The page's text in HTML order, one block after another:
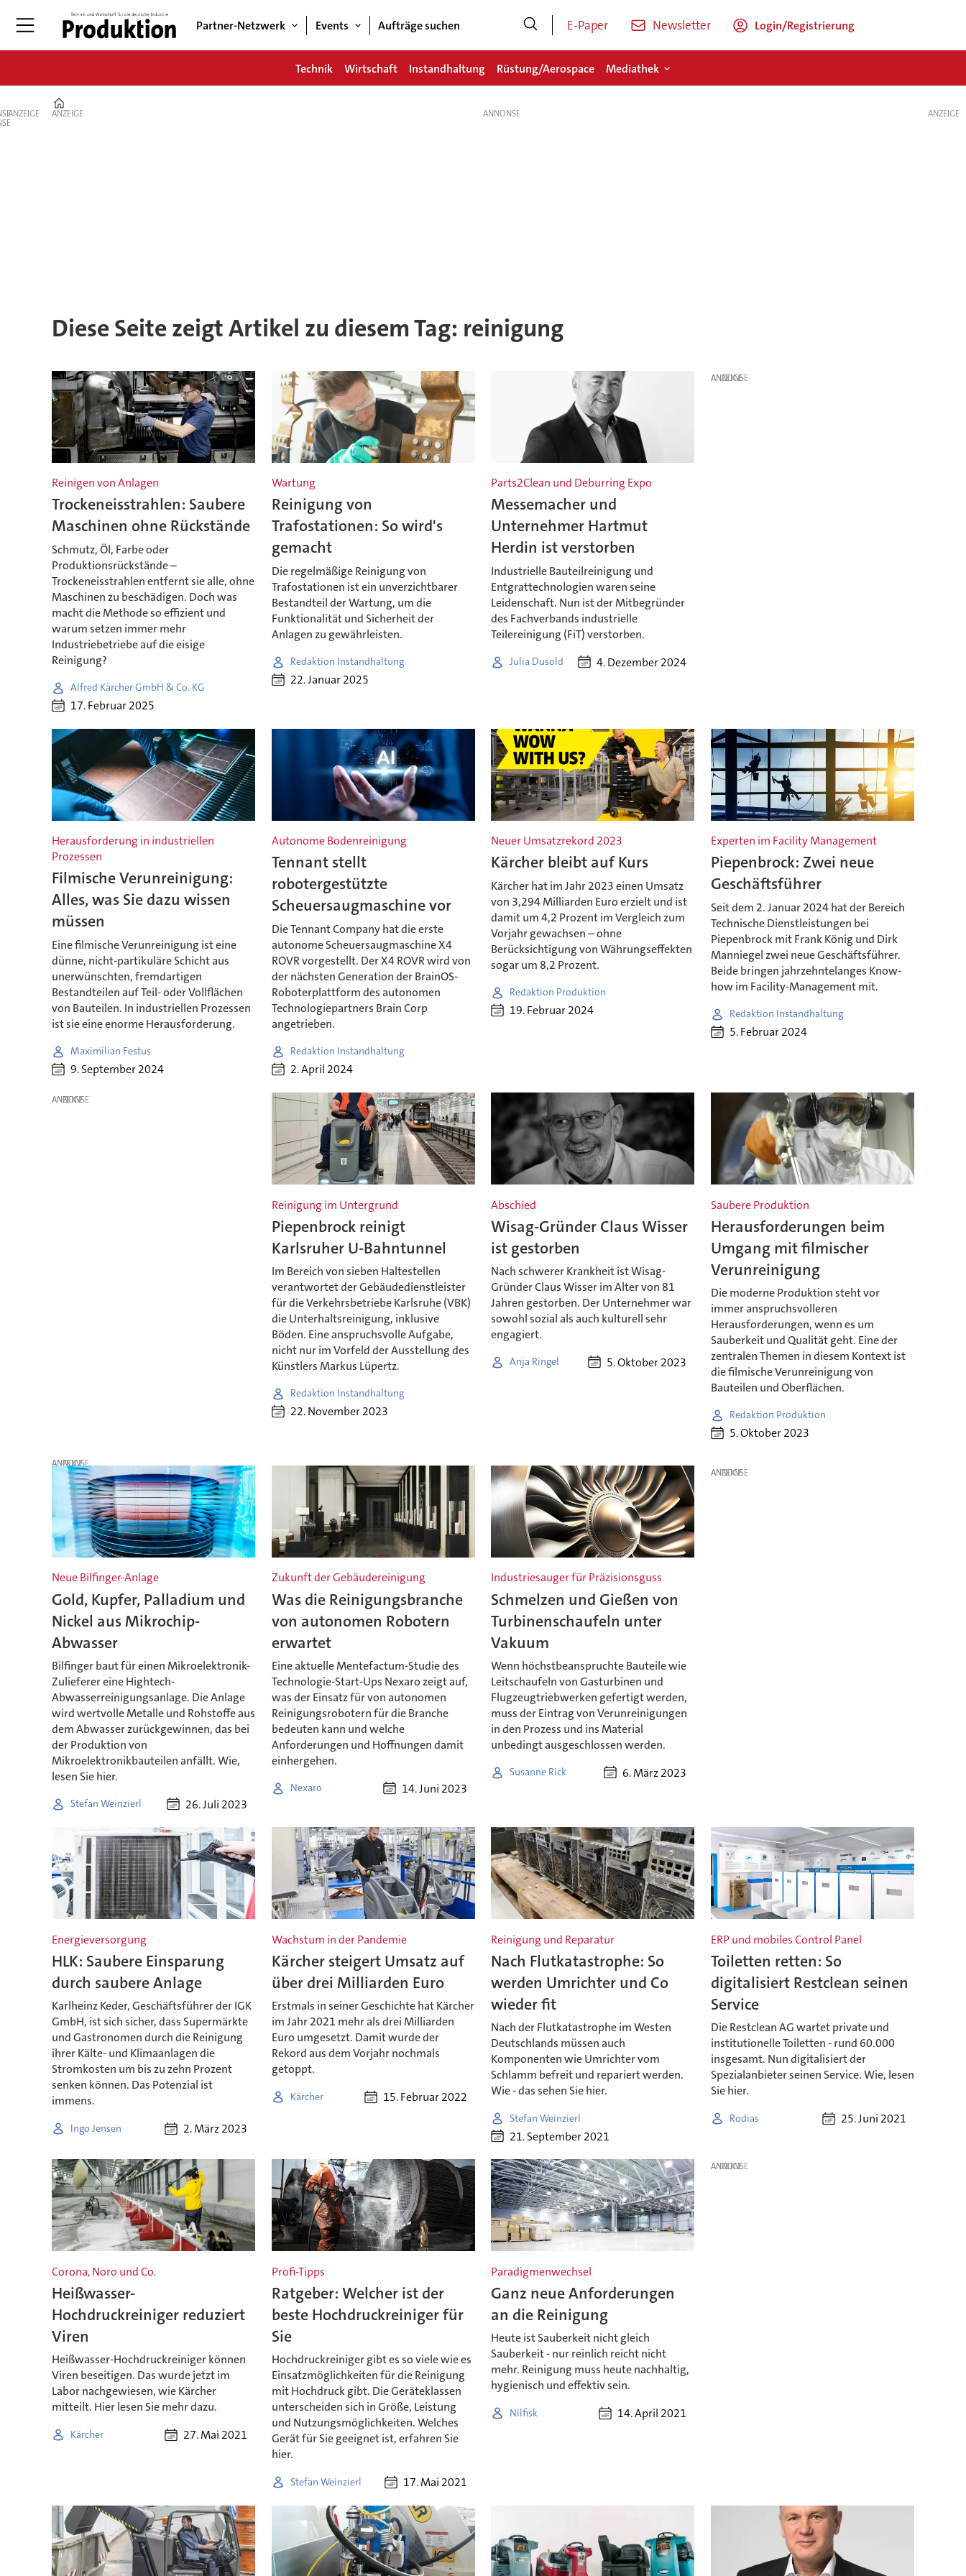
Partner-Netzwerk Events Aufträge suchen E-Paper Newsletter Login/Registrierung
Technik Wirtschaft Instandhaltung Rüstung/Aerospace Mediathek
ANZEIGE ANZEIGE
Diese Seite zeigt Artikel zu diesem Tag: reinigung
Reinigen von Anlagen
Trockeneisstrahlen: Saubere
Maschinen ohne Rückstände
Schmutz, Öl, Farbe oder
Produktionsrückstände –
Trockeneisstrahlen entfernt sie alle, ohne
Maschinen zu beschädigen. Doch was
macht die Methode so effizient und
warum setzen immer mehr
Industriebetriebe auf die eisige
Reinigung?
Alfred Kärcher GmbH & Co. KG
17. Februar 2025
Wartung
Reinigung von
Trafostationen: So wird's
gemacht
Die regelmäßige Reinigung von
Trafostationen ist ein unverzichtbarer
Bestandteil der Wartung, um die
Funktionalität und Sicherheit der
Anlagen zu gewährleisten.
Redaktion Instandhaltung
22. Januar 2025
Parts2Clean und Deburring Expo
Messemacher und
Unternehmer Hartmut
Herdin ist verstorben
Industrielle Bauteilreinigung und
Entgrattechnologien waren seine
Leidenschaft. Nun ist der Mitbegründer
des Fachverbands industrielle
Teilereinigung (FiT) verstorben.
Julia Dusold 4. Dezember 2024
ANZEIGE
Herausforderung in industriellen
Prozessen
Filmische Verunreinigung:
Alles, was Sie dazu wissen
müssen
Eine filmische Verunreinigung ist eine
dünne, nicht-partikuläre Schicht aus
unerwünschten, fremdartigen
Bestandteilen auf Teil- oder Vollflächen
von Bauteilen. In industriellen Prozessen
ist sie eine enorme Herausforderung.
Maximilian Festus
9. September 2024
Autonome Bodenreinigung
Tennant stellt
robotergestützte
Scheuersaugmaschine vor
Die Tennant Company hat die erste
autonome Scheuersaugmaschine X4
ROVR vorgestellt. Der X4 ROVR wird von
der nächsten Generation der BrainOS-
Roboterplattform des autonomen
Technologiepartners Brain Corp
angetrieben.
Redaktion Instandhaltung
2. April 2024
Neuer Umsatzrekord 2023
Kärcher bleibt auf Kurs
Kärcher hat im Jahr 2023 einen Umsatz
von 3,294 Milliarden Euro erzielt und ist
damit um 4,2 Prozent im Vergleich zum
Vorjahr gewachsen – ohne
Berücksichtigung von Währungseffekten
sogar um 8,2 Prozent.
Redaktion Produktion
19. Februar 2024
Experten im Facility Management
Piepenbrock: Zwei neue
Geschäftsführer
Seit dem 2. Januar 2024 hat der Bereich
Technische Dienstleistungen bei
Piepenbrock mit Frank König und Dirk
Manniegel zwei neue Geschäftsführer.
Beide bringen jahrzehntelanges Know-
how im Facility-Management mit.
Redaktion Instandhaltung
5. Februar 2024
ANZEIGE
Reinigung im Untergrund
Piepenbrock reinigt
Karlsruher U-Bahntunnel
Im Bereich von sieben Haltestellen
verantwortet der Gebäudedienstleister
für die Verkehrsbetriebe Karlsruhe (VBK)
die Unterhaltsreinigung, inklusive
Böden. Eine anspruchsvolle Aufgabe,
nicht nur im Vorfeld der Ausstellung des
Künstlers Markus Lüpertz.
Redaktion Instandhaltung
22. November 2023
Abschied
Wisag-Gründer Claus Wisser
ist gestorben
Nach schwerer Krankheit ist Wisag-
Gründer Claus Wisser im Alter von 81
Jahren gestorben. Der Unternehmer war
sowohl sozial als auch kulturell sehr
engagiert.
Anja Ringel 5. Oktober 2023
Saubere Produktion
Herausforderungen beim
Umgang mit filmischer
Verunreinigung
Die moderne Produktion steht vor
immer anspruchsvolleren
Herausforderungen, wenn es um
Sauberkeit und Qualität geht. Eine der
zentralen Themen in diesem Kontext ist
die filmische Verunreinigung von
Bauteilen und Oberflächen.
Redaktion Produktion
5. Oktober 2023
ANZEIGE
Neue Bilfinger-Anlage
Gold, Kupfer, Palladium und
Nickel aus Mikrochip-
Abwasser
Bilfinger baut für einen Mikroelektronik-
Zulieferer eine Hightech-
Abwasserreinigungsanlage. Die Anlage
wird wertvolle Metalle und Rohstoffe aus
dem Abwasser zurückgewinnen, das bei
der Produktion von
Mikroelektronikbauteilen anfällt. Wie,
lesen Sie hier.
Stefan Weinzierl 26. Juli 2023
Zukunft der Gebäudereinigung
Was die Reinigungsbranche
von autonomen Robotern
erwartet
Eine aktuelle Mentefactum-Studie des
Technologie-Start-Ups Nexaro zeigt auf,
was der Einsatz für von autonomen
Reinigungsrobotern für die Branche
bedeuten kann und welche
Anforderungen und Hoffnungen damit
einhergehen.
Nexaro 14. Juni 2023
Industriesauger für Präzisionsguss
Schmelzen und Gießen von
Turbinenschaufeln unter
Vakuum
Wenn höchstbeanspruchte Bauteile wie
Leitschaufeln von Gasturbinen und
Flugzeugtriebwerken gefertigt werden,
muss der Eintrag von Verunreinigungen
in den Prozess und ins Material
unbedingt ausgeschlossen werden.
Susanne Rick 6. März 2023
ANZEIGE
Energieversorgung
HLK: Saubere Einsparung
durch saubere Anlage
Karlheinz Keder, Geschäftsführer der IGK
GmbH, ist sich sicher, dass Supermärkte
und Gastronomen durch die Reinigung
ihrer Kälte- und Klimaanlagen die
Stromkosten um bis zu zehn Prozent
senken können. Das Potenzial ist
immens.
Ingo Jensen 2. März 2023
Wachstum in der Pandemie
Kärcher steigert Umsatz auf
über drei Milliarden Euro
Erstmals in seiner Geschichte hat Kärcher
im Jahr 2021 mehr als drei Milliarden
Euro umgesetzt. Damit wurde der
Rekord aus dem Vorjahr nochmals
getoppt.
Kärcher 15. Februar 2022
Reinigung und Reparatur
Nach Flutkatastrophe: So
werden Umrichter und Co
wieder fit
Nach der Flutkatastrophe im Westen
Deutschlands müssen auch
Komponenten wie Umrichter vom
Schlamm befreit und repariert werden.
Wie - das sehen Sie hier.
Stefan Weinzierl
21. September 2021
ERP und mobiles Control Panel
Toiletten retten: So
digitalisiert Restclean seinen
Service
Die Restclean AG wartet private und
institutionelle Toiletten - rund 60.000
insgesamt. Nun digitalisiert der
Spezialanbieter seinen Service. Wie, lesen
Sie hier.
Rodias 25. Juni 2021
Corona, Noro und Co.
Heißwasser-
Hochdruckreiniger reduziert
Viren
Heißwasser-Hochdruckreiniger können
Viren beseitigen. Das wurde jetzt im
Labor nachgewiesen, wie Kärcher
mitteilt. Hier lesen Sie mehr dazu.
Kärcher 27. Mai 2021
Profi-Tipps
Ratgeber: Welcher ist der
beste Hochdruckreiniger für
Sie
Hochdruckreiniger gibt es so viele wie es
Einsatzmöglichkeiten für die Reinigung
mit Hochdruck gibt. Die Geräteklassen
unterscheiden sich in Größe, Leistung
und Nutzungsmöglichkeiten. Welches
Gerät für Sie geeignet ist, erfahren Sie
hier.
Stefan Weinzierl 17. Mai 2021
Paradigmenwechsel
Ganz neue Anforderungen
an die Reinigung
Heute ist Sauberkeit nicht gleich
Sauberkeit - nur reinlich reicht nicht
mehr. Reinigung muss heute nachhaltig,
hygienisch und effektiv sein.
Nilfisk 14. April 2021
ANZEIGE
ANZEIGE